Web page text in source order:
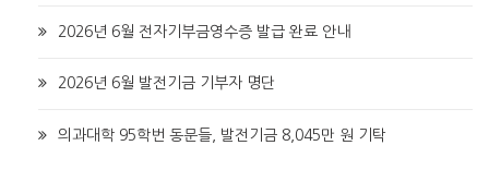
2026년 6월 전자기부금영수증 발급 완료 안내
2026년 6월 발전기금 기부자 명단
의과대학 95학번 동문들, 발전기금 8,045만 원 기탁